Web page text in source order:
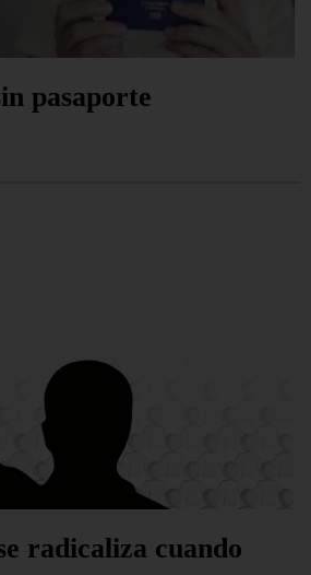
pasaporte
radicaliza cuando